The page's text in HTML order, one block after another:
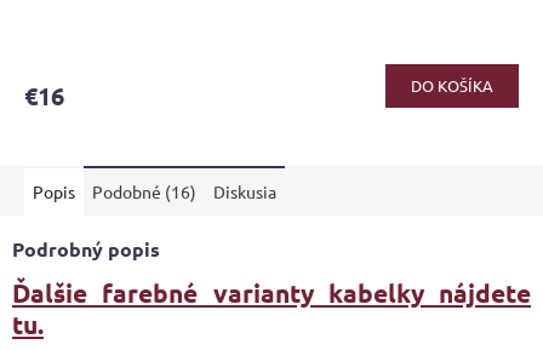
€16 DO KOŠÍKA
Popis Podobné (16) Diskusia
Podrobný popis
Ďalšie farebné varianty kabelky nájdete
tu.